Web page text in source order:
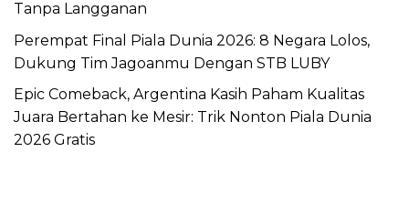
Tanpa Langganan
Perempat Final Piala Dunia 2026: 8 Negara Lolos,
Dukung Tim Jagoanmu Dengan STB LUBY
Epic Comeback, Argentina Kasih Paham Kualitas
Juara Bertahan ke Mesir: Trik Nonton Piala Dunia
2026 Gratis